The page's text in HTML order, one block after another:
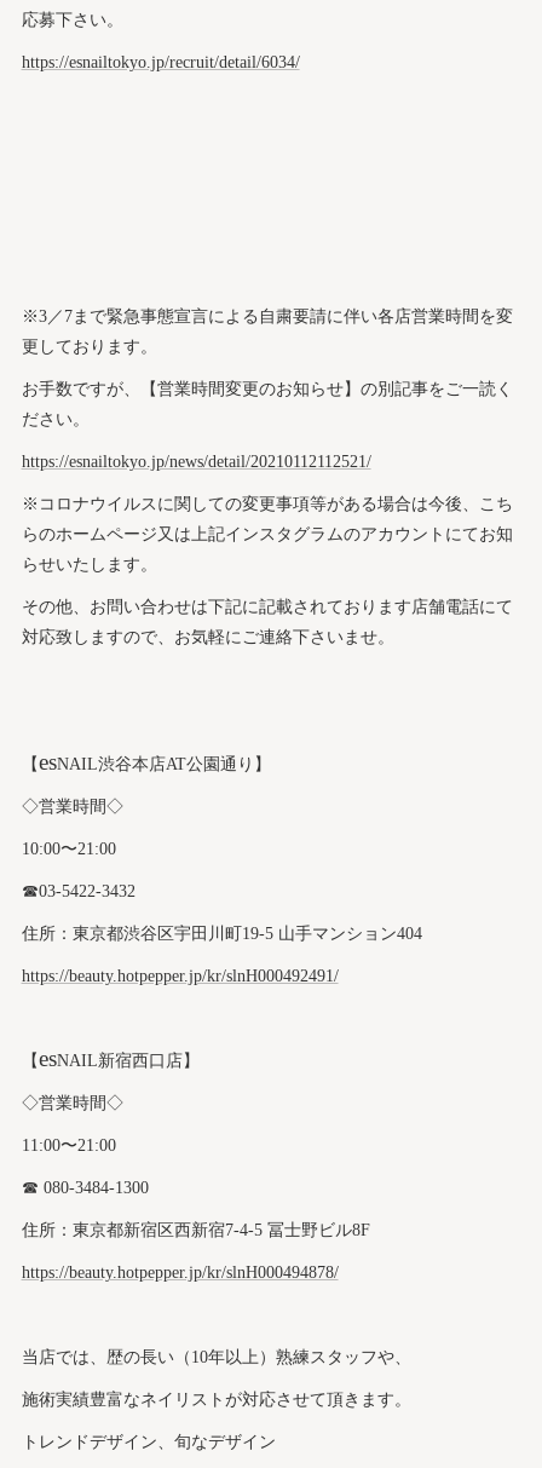
応募下さい。
https://esnailtokyo.jp/recruit/detail/6034/
※3／7まで緊急事態宣言による自粛要請に伴い各店営業時間を変
更しております。
お手数ですが、【営業時間変更のお知らせ】の別記事をご一読く
ださい。
https://esnailtokyo.jp/news/detail/20210112112521/
※コロナウイルスに関しての変更事項等がある場合は今後、こち
らのホームページ又は上記インスタグラムのアカウントにてお知
らせいたします。
その他、お問い合わせは下記に記載されております店舗電話にて
対応致しますので、お気軽にご連絡下さいませ。
【esNAIL渋谷本店AT公園通り】
◇営業時間◇
10:00〜21:00
☎︎03-5422-3432
住所：東京都渋谷区宇田川町19-5 山手マンション404
https://beauty.hotpepper.jp/kr/slnH000492491/
【esNAIL新宿西口店】
◇営業時間◇
11:00〜21:00
☎︎ 080-3484-1300
住所：東京都新宿区西新宿7-4-5 冨士野ビル8F
https://beauty.hotpepper.jp/kr/slnH000494878/
当店では、歴の長い（10年以上）熟練スタッフや、
施術実績豊富なネイリストが対応させて頂きます。
トレンドデザイン、旬なデザイン